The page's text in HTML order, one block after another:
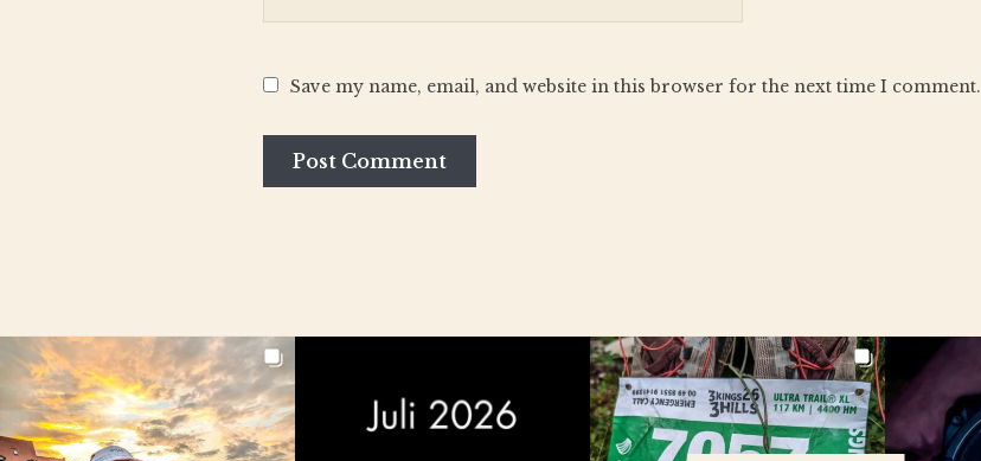
Save my name, email, and website in this browser for the next time I comment.